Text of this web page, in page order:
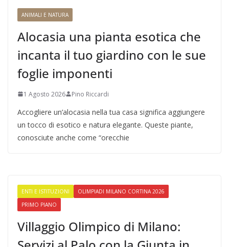
ANIMALI E NATURA
Alocasia una pianta esotica che
incanta il tuo giardino con le sue
foglie imponenti
1 Agosto 2026 Pino Riccardi
Accogliere un’alocasia nella tua casa significa aggiungere
un tocco di esotico e natura elegante. Queste piante,
conosciute anche come “orecchie
ENTI E ISTITUZIONI
OLIMPIADI MILANO CORTINA 2026
PRIMO PIANO
Villaggio Olimpico di Milano: